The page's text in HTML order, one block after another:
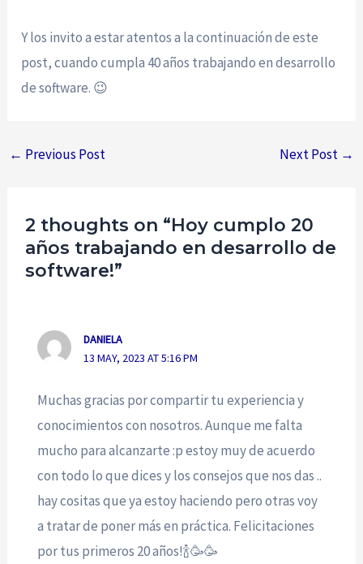
Y los invito a estar atentos a la continuación de este
post, cuando cumpla 40 años trabajando en desarrollo
de software. 😉
← Previous Post Next Post →
2 thoughts on “Hoy cumplo 20
años trabajando en desarrollo de
software!”
DANIELA
13 MAY, 2023 AT 5:16 PM
Muchas gracias por compartir tu experiencia y
conocimientos con nosotros. Aunque me falta
mucho para alcanzarte :p estoy muy de acuerdo
con todo lo que dices y los consejos que nos das ..
hay cositas que ya estoy haciendo pero otras voy
a tratar de poner más en práctica. Felicitaciones
por tus primeros 20 años!🍾🥳🥳